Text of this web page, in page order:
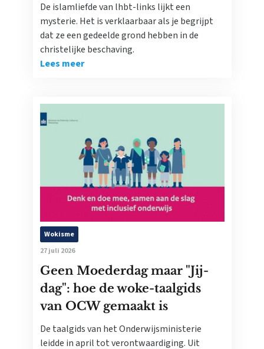
De islamliefde van lhbt-links lijkt een
mysterie. Het is verklaarbaar als je begrijpt
dat ze een gedeelde grond hebben in de
christelijke beschaving.
Lees meer
Wokisme
27 juli 2026
Geen Moederdag maar "Jij-
dag": hoe de woke-taalgids
van OCW gemaakt is
De taalgids van het Onderwijsministerie
leidde in april tot verontwaardiging. Uit